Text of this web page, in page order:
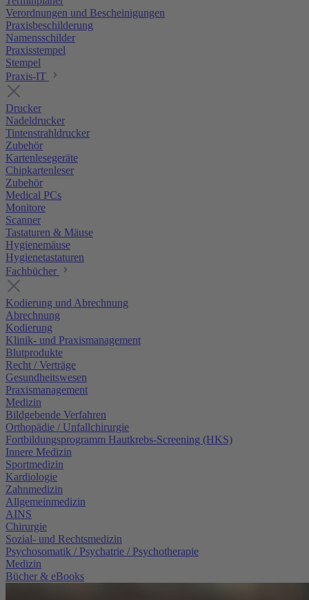
Verordnungen und Bescheinigungen
Praxisbeschilderung
Namensschilder
Praxisstempel
Stempel
Praxis-IT
Drucker
Nadeldrucker
Tintenstrahldrucker
Zubehör
Kartenlesegeräte
Chipkartenleser
Zubehör
Medical PCs
Monitore
Scanner
Tastaturen & Mäuse
Hygienemäuse
Hygienetastaturen
Fachbücher
Kodierung und Abrechnung
Abrechnung
Kodierung
Klinik- und Praxismanagement
Blutprodukte
Recht / Verträge
Gesundheitswesen
Praxismanagement
Medizin
Bildgebende Verfahren
Orthopädie / Unfallchirurgie
Fortbildungsprogramm Hautkrebs-Screening (HKS)
Innere Medizin
Sportmedizin
Kardiologie
Zahnmedizin
Allgemeinmedizin
AINS
Chirurgie
Sozial- und Rechtsmedizin
Psychosomatik / Psychatrie / Psychotherapie
Medizin
Bücher & eBooks